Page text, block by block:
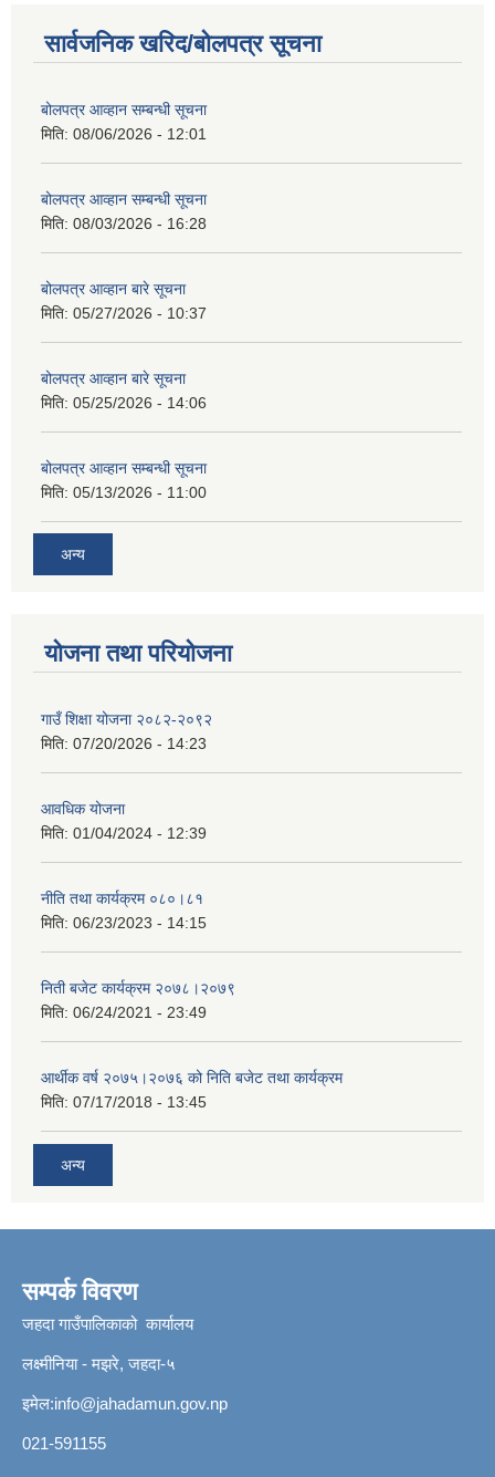
सार्वजनिक खरिद/बोलपत्र सूचना
बोलपत्र आव्हान सम्बन्धी सूचना
मिति: 08/06/2026 - 12:01
बोलपत्र आव्हान सम्बन्धी सूचना
मिति: 08/03/2026 - 16:28
बोलपत्र आव्हान बारे सूचना
मिति: 05/27/2026 - 10:37
बोलपत्र आव्हान बारे सूचना
मिति: 05/25/2026 - 14:06
बोलपत्र आव्हान सम्बन्धी सूचना
मिति: 05/13/2026 - 11:00
अन्य
योजना तथा परियोजना
गाउँ शिक्षा योजना २०८२-२०९२
मिति: 07/20/2026 - 14:23
आवधिक योजना
मिति: 01/04/2024 - 12:39
नीति तथा कार्यक्रम ०८०।८१
मिति: 06/23/2023 - 14:15
निती बजेट कार्यक्रम २०७८।२०७९
मिति: 06/24/2021 - 23:49
आर्थीक वर्ष २०७५।२०७६ को निति बजेट तथा कार्यक्रम
मिति: 07/17/2018 - 13:45
अन्य
सम्पर्क विवरण
जहदा गाउँपालिकाको कार्यालय
लक्ष्मीनिया - मझरे, जहदा-५
इमेल:info@jahadamun.gov.np
021-591155